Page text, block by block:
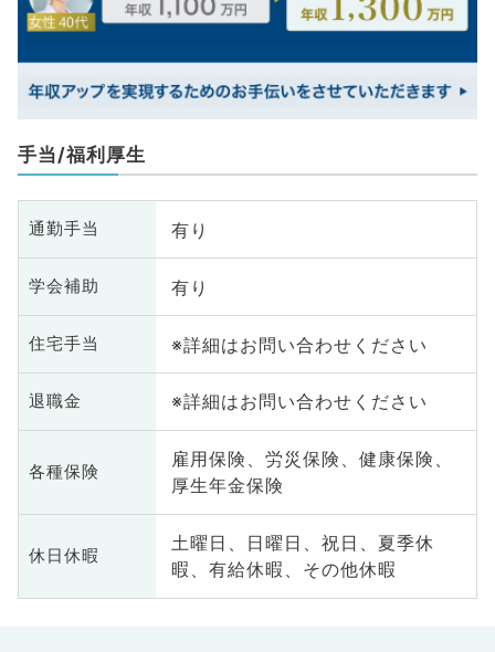
手当/福利厚生
通勤手当 有り
学会補助 有り
住宅手当 ※詳細はお問い合わせください
退職金 ※詳細はお問い合わせください
各種保険
雇用保険、労災保険、健康保険、
厚生年金保険
休日休暇
土曜日、日曜日、祝日、夏季休
暇、有給休暇、その他休暇